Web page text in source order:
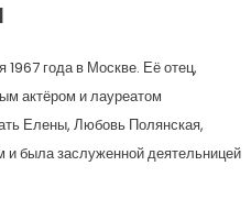
года в Москве. Её отец,
актёром и лауреатом
Елены, Любовь Полянская,
была заслуженной деятельницей